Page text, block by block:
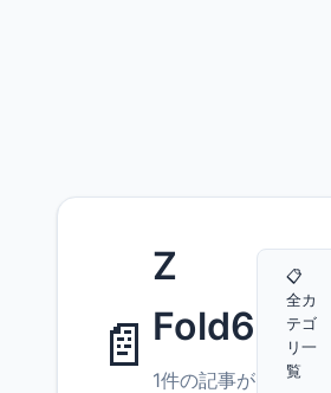
📄
Z
Fold6
1件の記事が
📋
全カ
テゴ
リ一
覧